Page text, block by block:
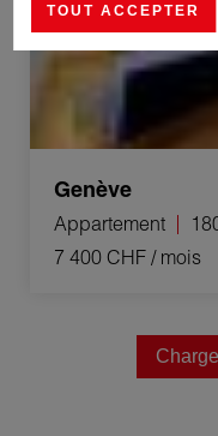
Genève
Appartement
7 400 CHF / mois
TOUT ACCEPTER